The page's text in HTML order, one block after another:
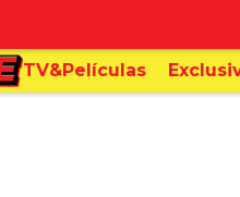
TV&Películas